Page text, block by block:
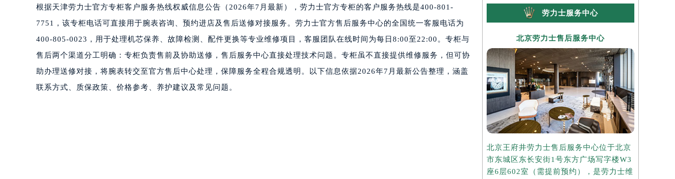
根据天津劳力士官方专柜客户服务热线权威信息公告（2026年7月最新），劳力士官方专柜的客户服务热线是400-801-
7751，该专柜电话可直接用于腕表咨询、预约进店及售后送修对接服务。劳力士官方售后服务中心的全国统一客服电话为
400-805-0023，用于处理机芯保养、故障检测、配件更换等专业维修项目，客服团队在线时间为每日8:00至22:00。专柜与
售后两个渠道分工明确：专柜负责售前及协助送修，售后服务中心直接处理技术问题。专柜虽不直接提供维修服务，但可协
助办理送修对接，将腕表转交至官方售后中心处理，保障服务全程合规透明。以下信息依据2026年7月最新公告整理，涵盖
联系方式、质保政策、价格参考、养护建议及常见问题。
劳力士服务中心
北京劳力士售后服务中心
北京王府井劳力士售后服务中心位于北京
市东城区东长安街1号东方广场写字楼W3
座6层602室（需提前预约），是劳力士维